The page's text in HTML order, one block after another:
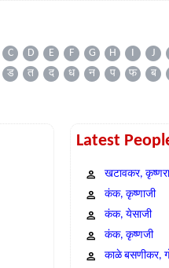
C D E F G H I J
ड त द ध न प फ ब
Latest
खटावकर,
कंक, कृष्णाजी
कंक, येसाजी
कंक, कृष्णजी
काळे बसणीकर,